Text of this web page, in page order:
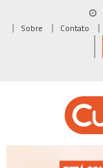
Sobre
Contato